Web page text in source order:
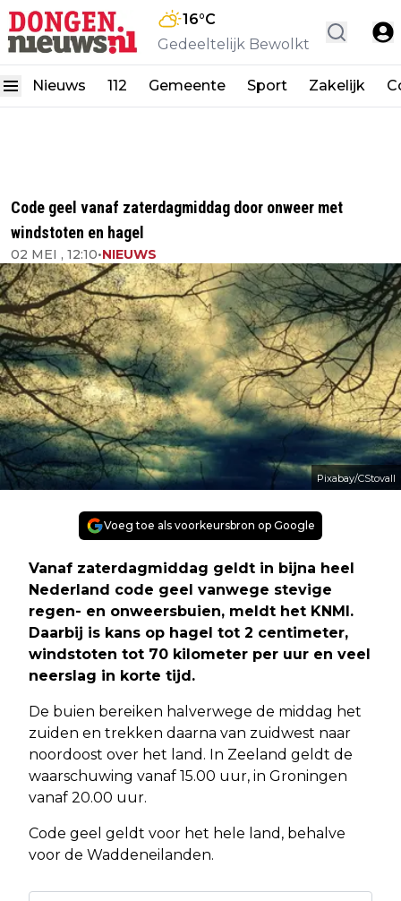
16°C
Gedeeltelijk Bewolkt
Nieuws 112 Gemeente Sport Zakelijk
Code geel vanaf zaterdagmiddag door onweer met
windstoten en hagel
02 MEI , 12:10•NIEUWS
Pixabay/CStovall
Voeg toe als voorkeursbron op Google
Vanaf zaterdagmiddag geldt in bijna heel
Nederland code geel vanwege stevige
regen- en onweersbuien, meldt het KNMI.
Daarbij is kans op hagel tot 2 centimeter,
windstoten tot 70 kilometer per uur en veel
neerslag in korte tijd.
De buien bereiken halverwege de middag het
zuiden en trekken daarna van zuidwest naar
noordoost over het land. In Zeeland geldt de
waarschuwing vanaf 15.00 uur, in Groningen
vanaf 20.00 uur.
Code geel geldt voor het hele land, behalve
voor de Waddeneilanden.